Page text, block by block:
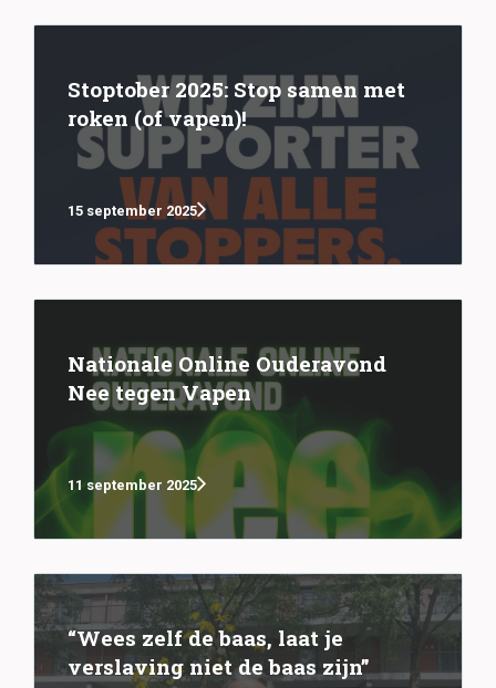
Stoptober 2025: Stop samen met
roken (of vapen)!
15 september 2025
Nationale Online Ouderavond
Nee tegen Vapen
11 september 2025
“Wees zelf de baas, laat je
verslaving niet de baas zijn”